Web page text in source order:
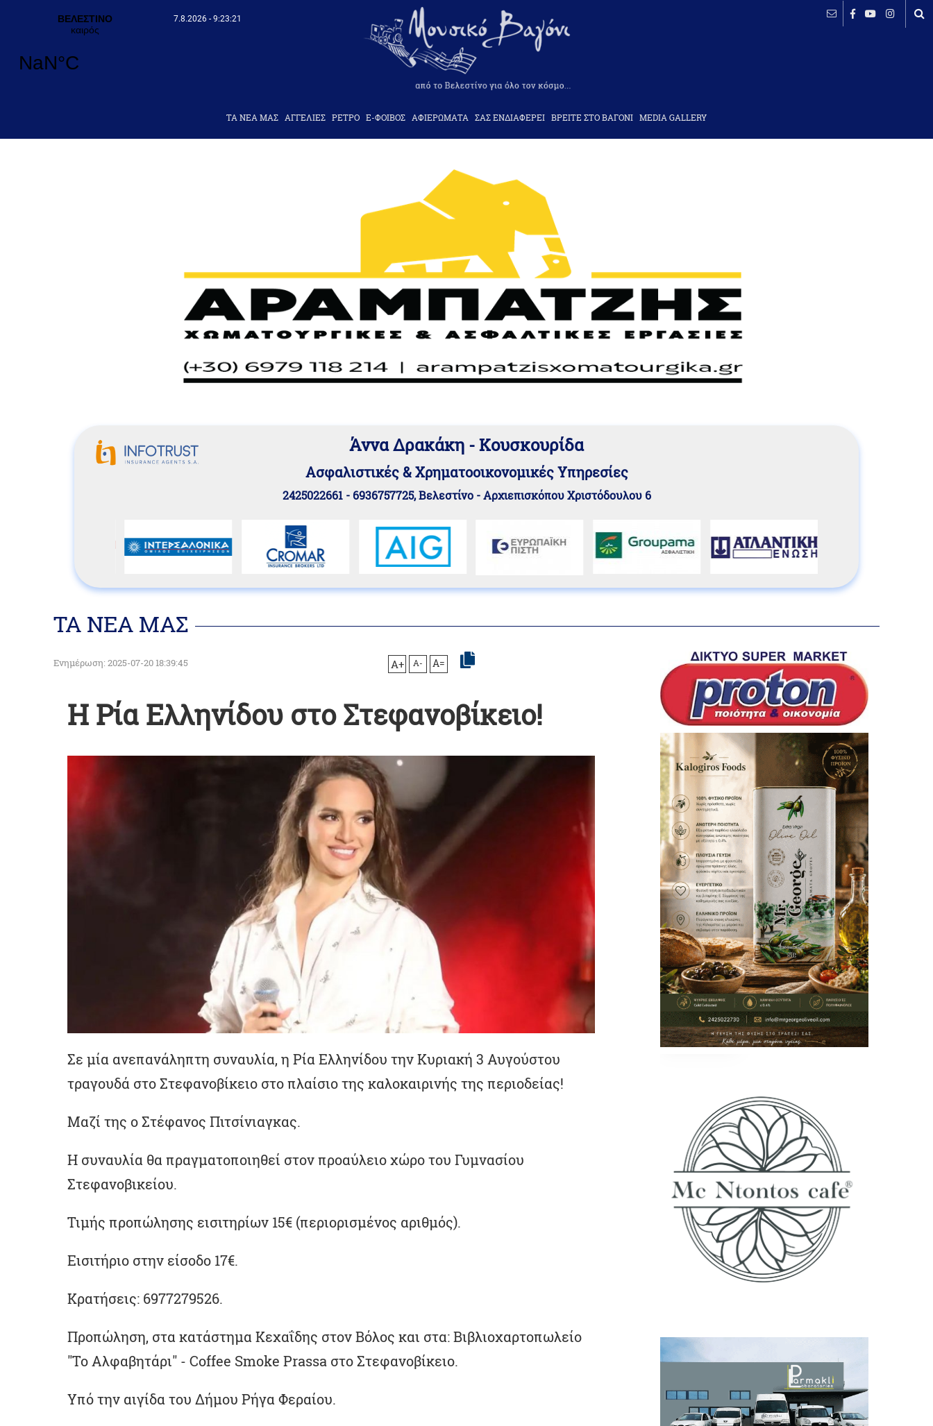
7.8.2026 - 9:23:23
ΤΑ ΝΕΑ ΜΑΣ AΓΓΕΛΙΕΣ ΡΕΤΡΟ Ε-ΦΟΙΒΟΣ ΑΦΙΕΡΩΜΑΤΑ ΣΑΣ ΕΝΔΙΑΦΕΡΕΙ ΒΡΕΙΤΕ ΣΤΟ ΒΑΓΟΝΙ MEDIA GALLERY
Άννα Δρακάκη - Κουσκουρίδα
Aσφαλιστικές & Χρηματοοικονομικές Υπηρεσίες
2425022661 - 6936757725, Βελεστίνο - Αρχιεπισκόπου Χριστόδουλου 6
ΤΑ ΝΕΑ ΜΑΣ
Ενημέρωση: 2025-07-20 18:39:45 A+ A- A=
Η Ρία Ελληνίδου στο Στεφανοβίκειο!
Σε μία ανεπανάληπτη συναυλία, η Ρία Ελληνίδου την Κυριακή 3 Αυγούστου
τραγουδά στο Στεφανοβίκειο στο πλαίσιο της καλοκαιρινής της περιοδείας!
Μαζί της ο Στέφανος Πιτσίνιαγκας.
Η συναυλία θα πραγματοποιηθεί στον προαύλειο χώρο του Γυμνασίου
Στεφανοβικείου.
Τιμής προπώλησης εισιτηρίων 15€ (περιορισμένος αριθμός).
Εισιτήριο στην είσοδο 17€.
Κρατήσεις: 6977279526.
Προπώληση, στα κατάστημα Κεχαΐδης στον Βόλος και στα: Βιβλιοχαρτοπωλείο
"Το Αλφαβητάρι" - Coffee Smoke Prassa στο Στεφανοβίκειο.
Υπό την αιγίδα του Δήμου Ρήγα Φεραίου.